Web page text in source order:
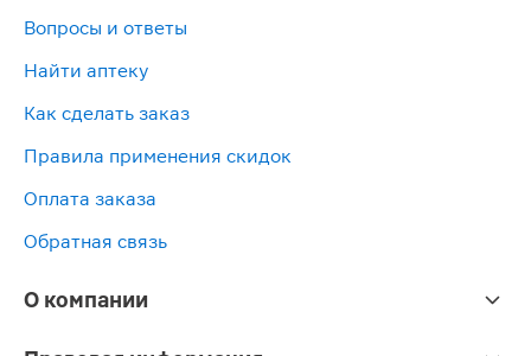
Вопросы и ответы
Найти аптеку
Как сделать заказ
Правила применения скидок
Оплата заказа
Обратная связь
О компании